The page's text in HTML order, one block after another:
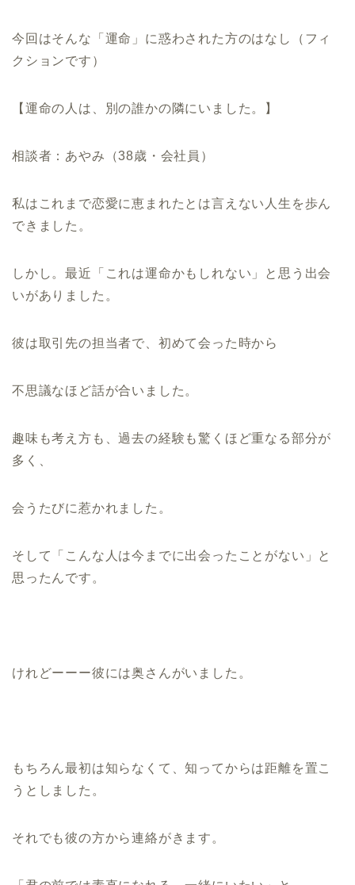
今回はそんな「運命」に惑わされた方のはなし（フィ
クションです）
【運命の人は、別の誰かの隣にいました。】
相談者：あやみ（38歳・会社員）
私はこれまで恋愛に恵まれたとは言えない人生を歩ん
できました。
しかし。最近「これは運命かもしれない」と思う出会
いがありました。
彼は取引先の担当者で、初めて会った時から
不思議なほど話が合いました。
趣味も考え方も、過去の経験も驚くほど重なる部分が
多く、
会うたびに惹かれました。
そして「こんな人は今までに出会ったことがない」と
思ったんです。
けれどーーー彼には奥さんがいました。
もちろん最初は知らなくて、知ってからは距離を置こ
うとしました。
それでも彼の方から連絡がきます。